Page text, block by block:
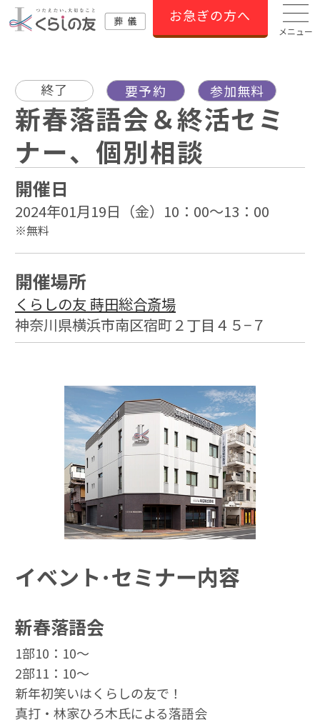
お急ぎの方へ
メニュー
終了 要予約 参加無料
新春落語会＆終活セミ
ナー、個別相談
開催日
2024年01月19日（金）10：00～13：00
※無料
開催場所
くらしの友 蒔田総合斎場
神奈川県横浜市南区宿町２丁目４５−７
イベント･セミナー内容
新春落語会
1部10：10～
2部11：10～
新年初笑いはくらしの友で！
真打・林家ひろ木氏による落語会